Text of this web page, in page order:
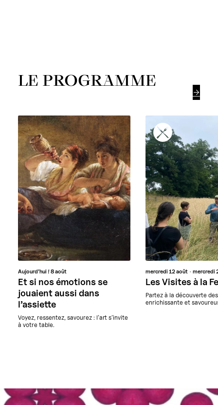
LE PROGRAMME

Aujourd’hui !8 août
Et si nos émotions se
jouaient aussi dans
l’assiette
Voyez, ressentez, savourez : l’art s’invite
à votre table.
mercredi12 août mercredi
Les Visites à la
Partez à la découverte
enrichissante et